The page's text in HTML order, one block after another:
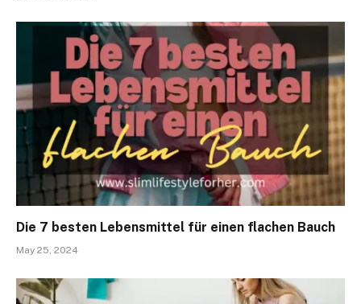
Die 7 besten Lebensmittel für einen flachen Bauch
May 25, 2024